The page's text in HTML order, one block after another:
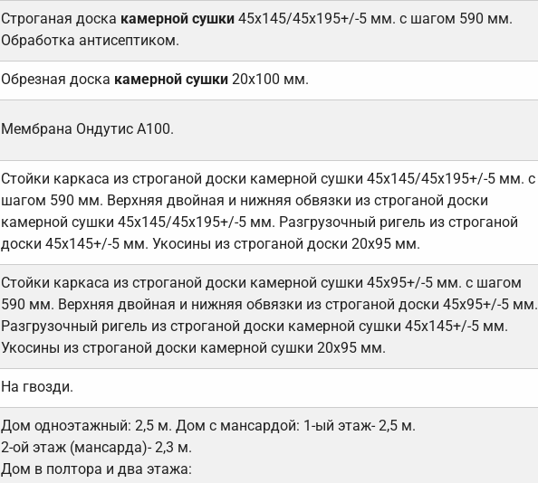
Строганая доска камерной сушки 45х145/45х195+/-5 мм. с шагом 590 мм.
Обработка антисептиком.
Обрезная доска камерной сушки20х100 мм.
Мембрана Ондутис А100.
Стойки каркаса из строганой доски камерной сушки 45х145/45х195+/-5 мм. с
шагом 590 мм. Верхняя двойная и нижняя обвязки из строганой доски
камерной сушки 45х145/45х195+/-5 мм. Разгрузочный ригель из строганой
доски 45х145+/-5 мм. Укосины из строганой доски 20х95 мм.
Стойки каркаса из строганой доски камерной сушки 45х95+/-5 мм. с шагом
590 мм. Верхняя двойная и нижняя обвязки из строганой доски 45х95+/-5 мм.
Разгрузочный ригель из строганой доски камерной сушки 45х145+/-5 мм.
Укосины из строганой доски камерной сушки 20х95 мм.
На гвозди.
Дом одноэтажный: 2,5 м. Дом с мансардой: 1-ый этаж- 2,5 м.
2-ой этаж (мансарда)- 2,3 м.
Дом в полтора и два этажа: